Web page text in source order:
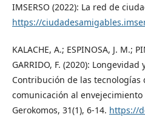
IMSERSO (2022): La red de
https://
KALACHE, A.; ESPINOSA, J. M.;
GARRIDO, F. (2020):
Contribución de las
comunicación al
Gerokomos, 31(1), 6-14. https://